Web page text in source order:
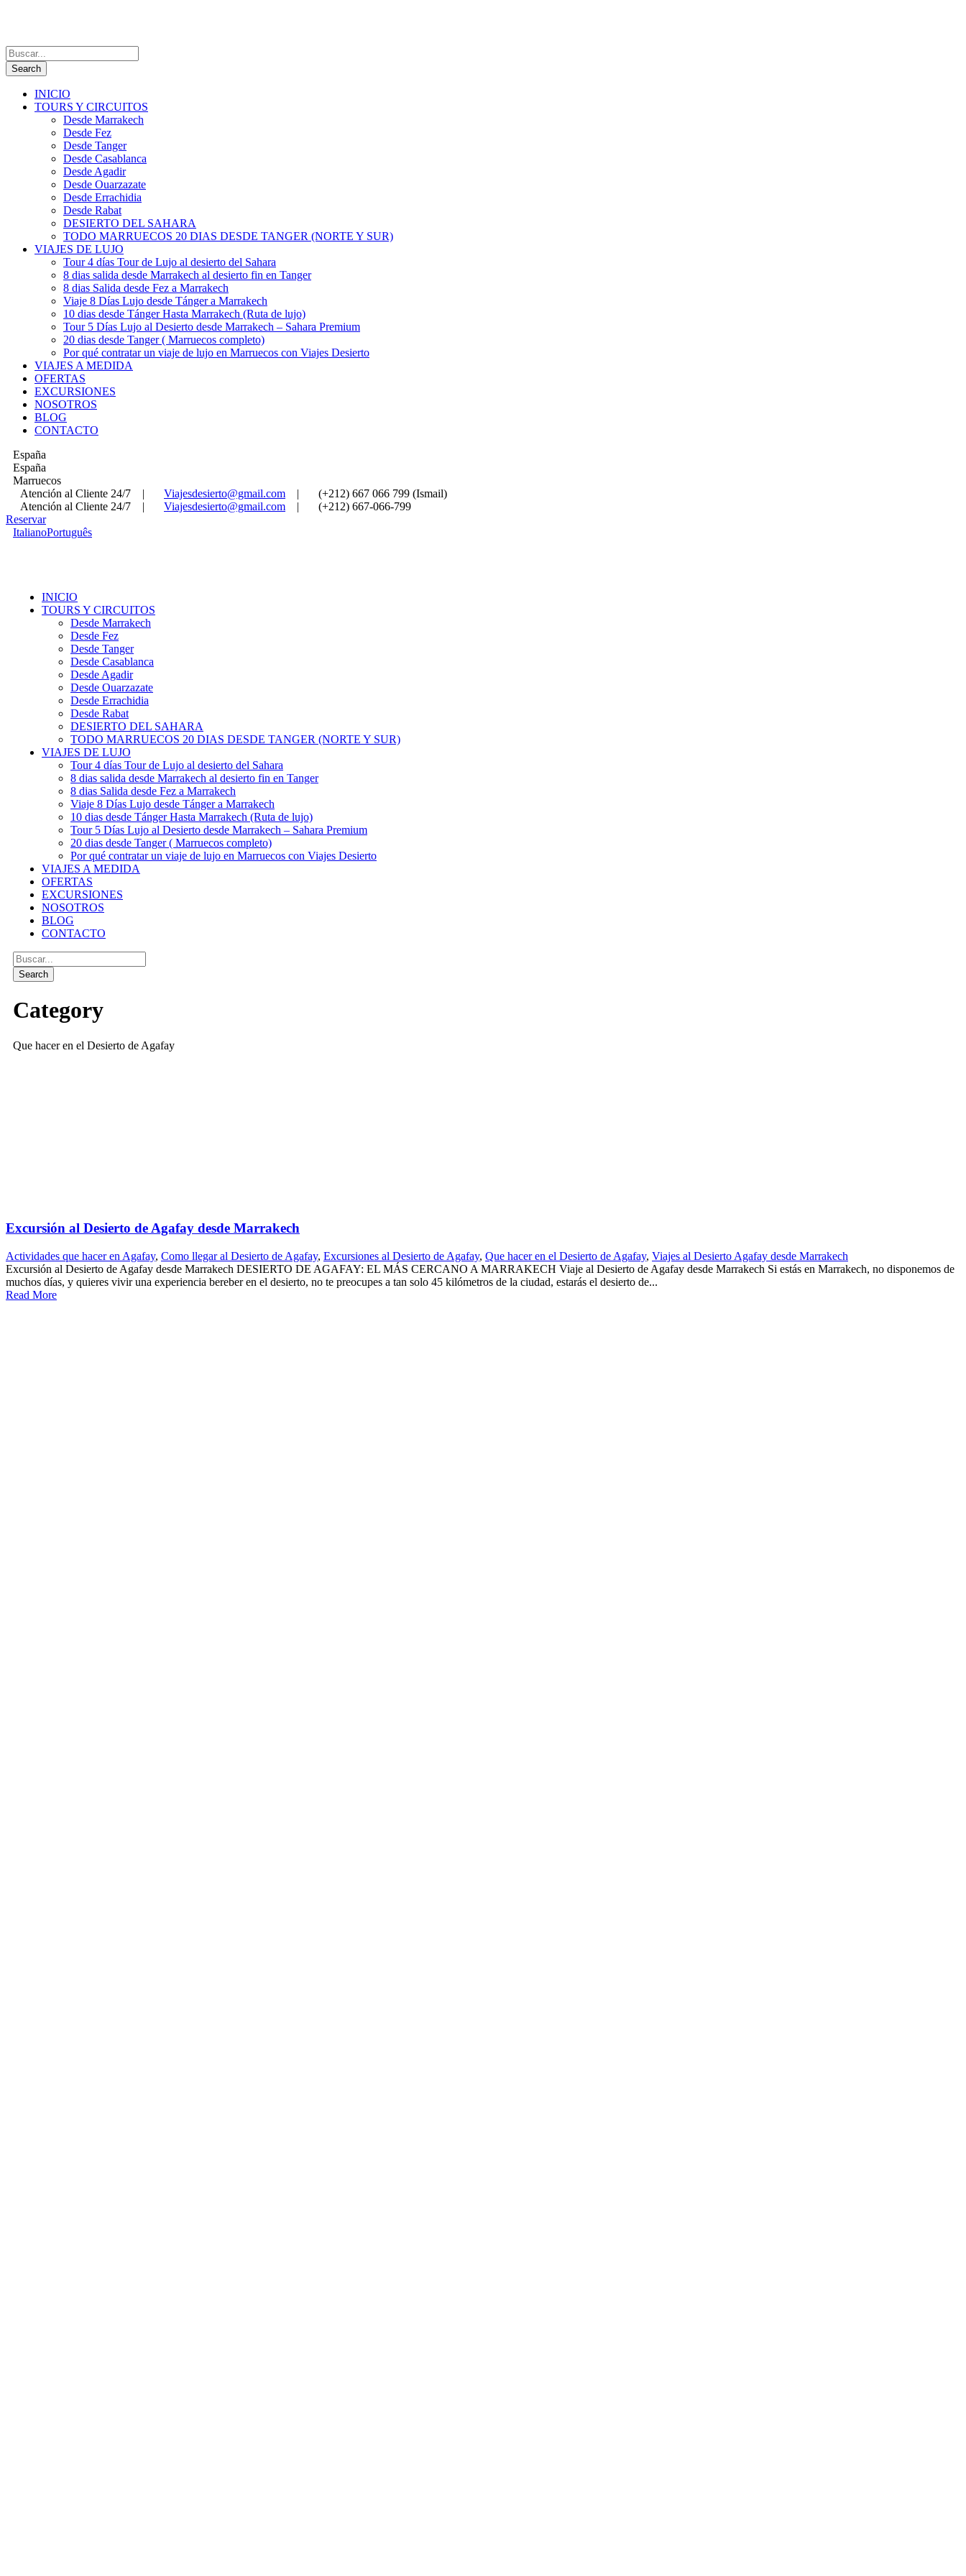
INICIO
TOURS Y CIRCUITOS
Desde Marrakech
Desde Fez
Desde Tanger
Desde Casablanca
Desde Agadir
Desde Ouarzazate
Desde Errachidia
Desde Rabat
DESIERTO DEL SAHARA
TODO MARRUECOS 20 DIAS DESDE TANGER (NORTE Y SUR)
VIAJES DE LUJO
Tour 4 días Tour de Lujo al desierto del Sahara
8 dias salida desde Marrakech al desierto fin en Tanger
8 dias Salida desde Fez a Marrakech
Viaje 8 Días Lujo desde Tánger a Marrakech
10 dias desde Tánger Hasta Marrakech (Ruta de lujo)
Tour 5 Días Lujo al Desierto desde Marrakech – Sahara Premium
20 dias desde Tanger ( Marruecos completo)
Por qué contratar un viaje de lujo en Marruecos con Viajes Desierto
VIAJES A MEDIDA
OFERTAS
EXCURSIONES
NOSOTROS
BLOG
CONTACTO
España
España
Marruecos
Atención al Cliente 24/7
| Viajesdesierto@gmail.com |
(+212) 667 066 799 (Ismail)
Atención al Cliente 24/7
| Viajesdesierto@gmail.com |
(+212) 667-066-799
Reservar
ItalianoPortuguês
INICIO
TOURS Y CIRCUITOS
Desde Marrakech
Desde Fez
Desde Tanger
Desde Casablanca
Desde Agadir
Desde Ouarzazate
Desde Errachidia
Desde Rabat
DESIERTO DEL SAHARA
TODO MARRUECOS 20 DIAS DESDE TANGER (NORTE Y SUR)
VIAJES DE LUJO
Tour 4 días Tour de Lujo al desierto del Sahara
8 dias salida desde Marrakech al desierto fin en Tanger
8 dias Salida desde Fez a Marrakech
Viaje 8 Días Lujo desde Tánger a Marrakech
10 dias desde Tánger Hasta Marrakech (Ruta de lujo)
Tour 5 Días Lujo al Desierto desde Marrakech – Sahara Premium
20 dias desde Tanger ( Marruecos completo)
Por qué contratar un viaje de lujo en Marruecos con Viajes Desierto
VIAJES A MEDIDA
OFERTAS
EXCURSIONES
NOSOTROS
BLOG
CONTACTO
Category
Que hacer en el Desierto de Agafay
Excursión al Desierto de Agafay desde Marrakech
Actividades que hacer en Agafay, Como llegar al Desierto de Agafay, Excursiones al Desierto de Agafay, Que hacer en el Desierto de Agafay, Viajes al Desierto Agafay desde Marrakech
Excursión al Desierto de Agafay desde Marrakech DESIERTO DE AGAFAY: EL MÁS CERCANO A MARRAKECH Viaje al Desierto de Agafay desde Marrakech Si estás en Marrakech, no disponemos de
muchos días, y quieres vivir una experiencia bereber en el desierto, no te preocupes a tan solo 45 kilómetros de la ciudad, estarás el desierto de...
Read More